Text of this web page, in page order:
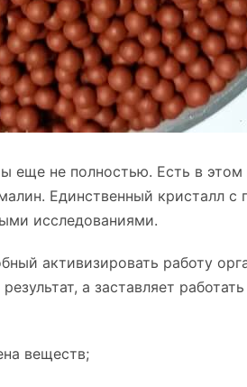
еще не полностью. Есть в
Единственный кристалл
исследованиями.
активизировать работу
а заставляет
веществ;